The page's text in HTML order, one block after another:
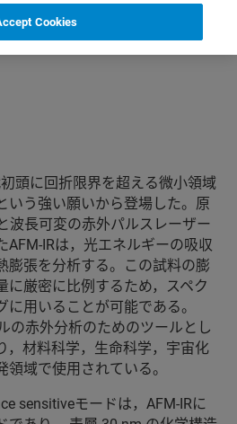
頭に回折限界を超える微小領域
いう強い願いから登場した。原
波長可変の赤外パルスレーザー
AFM-IRは，光エネルギーの吸収
膨張を分析する。この試料の膨
に厳密に比例するため，スペク
に用いることが可能である。
の赤外分析のためのツールとし
，材料科学，生命科学，宇宙化
域で使用されている。
sensitiveモードは，AFM-IRに
Cookies